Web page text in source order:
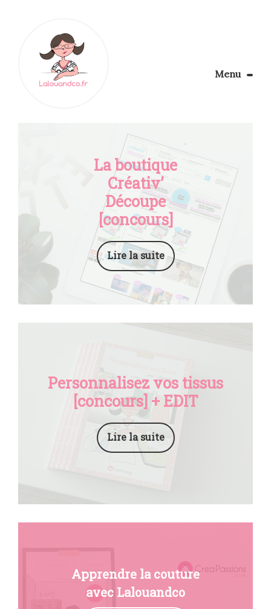
Menu
Aménager son coin couture
Personnalisez vos tissus
Rechercher
La boutique
Créativ’
Découpe
[concours]
Lire la suite
Personnalisez vos tissus
[concours] + EDIT
Lire la suite
Apprendre la couture
avec Lalouandco